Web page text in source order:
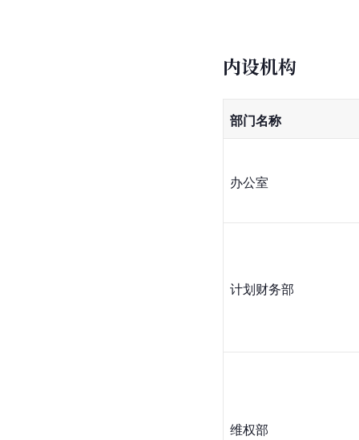
内设机构
部门名称
办公室
计划财务部
维权部